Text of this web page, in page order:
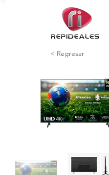
< Regresar